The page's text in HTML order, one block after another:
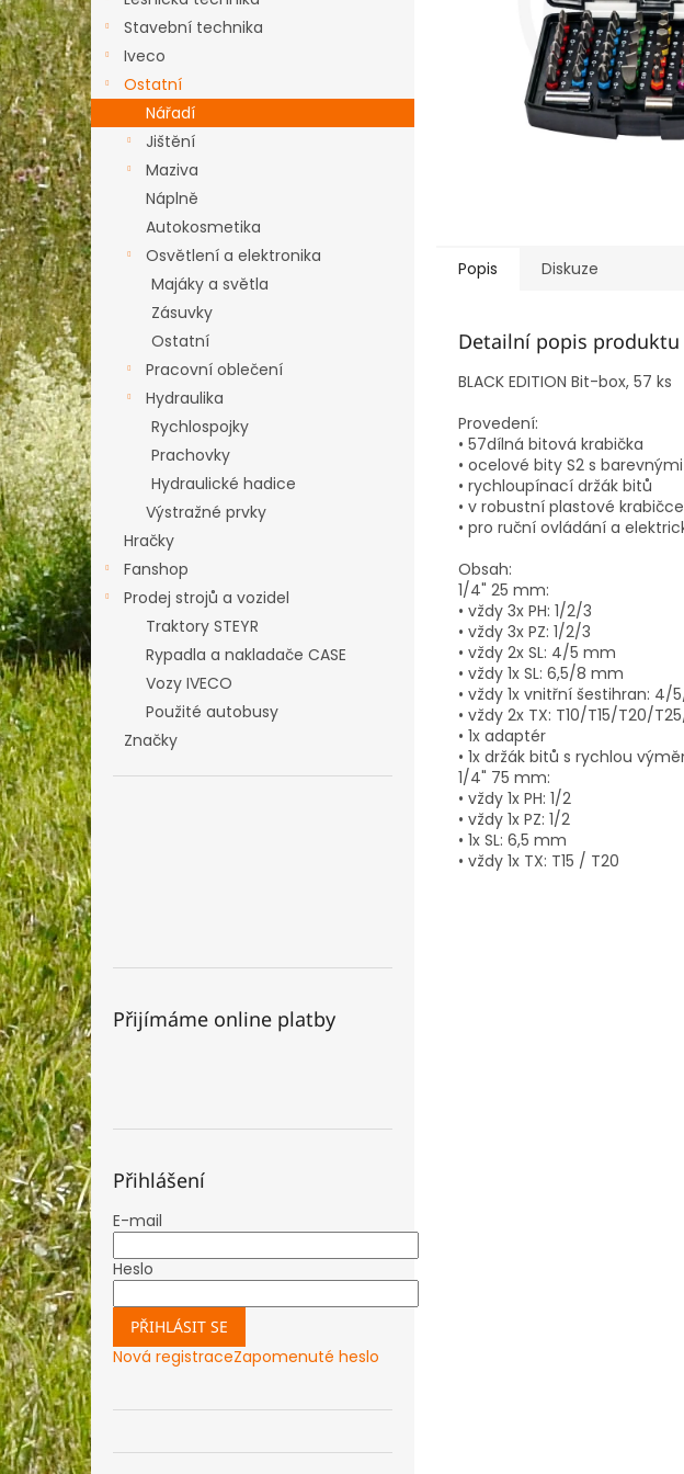
e
l
Stavební technika
Iveco
Ostatní
Nářadí
Jištění
Maziva
Náplně
Autokosmetika
Osvětlení a elektronika
Majáky a světla
Zásuvky
Ostatní
Pracovní oblečení
Hydraulika
Rychlospojky
Prachovky
Hydraulické hadice
Výstražné prvky
Hračky
Fanshop
Prodej strojů a vozidel
Traktory STEYR
Rypadla a nakladače CASE
Vozy IVECO
Použité autobusy
Značky
Přijímáme online platby
Přihlášení
E-mail
Heslo
PŘIHLÁSIT SE
Nová registraceZapomenuté heslo
Popis Diskuze
Detailní popis produktu
BLACK EDITION Bit-box, 57 ks
Provedení:
• 57dílná bitová krabička
• ocelové bity S2 s
• rychloupínací držák bitů
• v robustní plastové
• pro ruční ovládání a
Obsah:
1/4" 25 mm:
• vždy 3x PH: 1/2/3
• vždy 3x PZ: 1/2/3
• vždy 2x SL: 4/5 mm
• vždy 1x SL: 6,5/8 mm
• vždy 1x vnitřní šestihran: 4/
• vždy 2x TX: T10/T15/T20/
• 1x adaptér
• 1x držák bitů s rychlou
1/4" 75 mm:
• vždy 1x PH: 1/2
• vždy 1x PZ: 1/2
• 1x SL: 6,5 mm
• vždy 1x TX: T15 / T20